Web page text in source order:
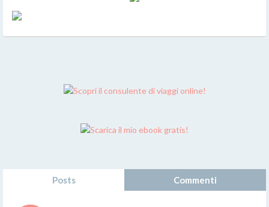
Posts Commenti